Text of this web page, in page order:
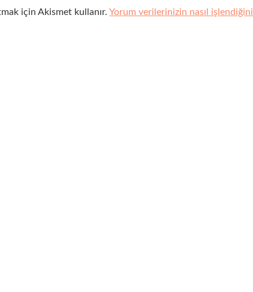
için Akismet kullanır.Yorum verilerinizin nasıl işlendiğini